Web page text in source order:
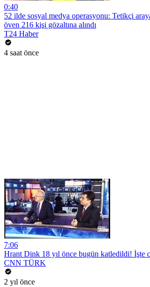
0:40
52 ilde sosyal medya operasyonu: Tetikçi
öven 216 kişi gözaltına alındı
T24 Haber
4 saat önce
7:06
Hrant Dink 18 yıl önce bugün katledildi! İşte
CNN TÜRK
2 yıl önce